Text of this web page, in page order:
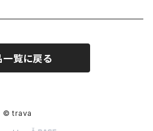
一覧に戻る
© trava